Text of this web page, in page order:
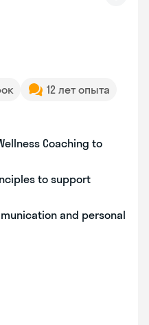
12 лет опыта
Coaching to
to support
and personal